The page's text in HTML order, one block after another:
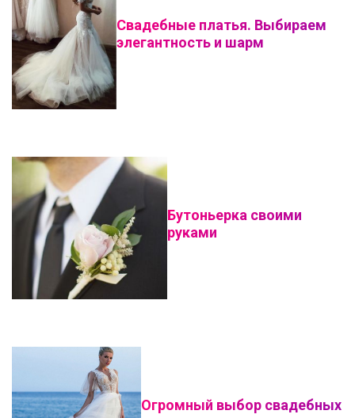
Свадебные платья. Выбираем
элегантность и шарм
Бутоньерка своими
руками
Огромный выбор свадебных